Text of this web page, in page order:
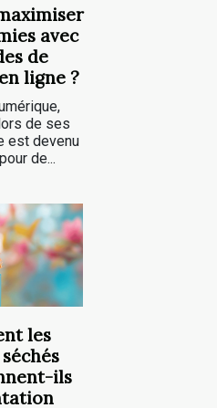
avec
de
ligne ?
de ses
est devenu
de...
les
ils